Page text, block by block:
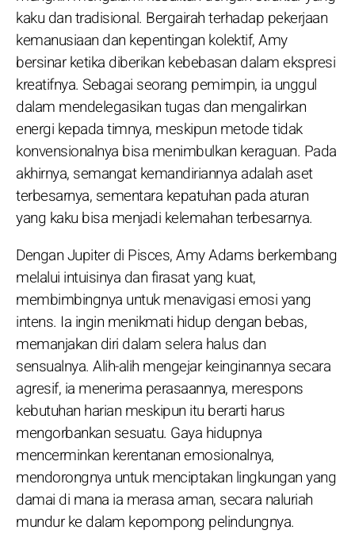
kaku dan tradisional. Bergairah terhadap pekerjaan
kemanusiaan dan kepentingan kolektif, Amy
bersinar ketika diberikan kebebasan dalam ekspresi
kreatifnya. Sebagai seorang pemimpin, ia unggul
dalam mendelegasikan tugas dan mengalirkan
energi kepada timnya, meskipun metode tidak
konvensionalnya bisa menimbulkan keraguan. Pada
akhirnya, semangat kemandiriannya adalah aset
terbesarnya, sementara kepatuhan pada aturan
yang kaku bisa menjadi kelemahan terbesarnya.
Dengan Jupiter di Pisces, Amy Adams berkembang
melalui intuisinya dan firasat yang kuat,
membimbingnya untuk menavigasi emosi yang
intens. Ia ingin menikmati hidup dengan bebas,
memanjakan diri dalam selera halus dan
sensualnya. Alih-alih mengejar keinginannya secara
agresif, ia menerima perasaannya, merespons
kebutuhan harian meskipun itu berarti harus
mengorbankan sesuatu. Gaya hidupnya
mencerminkan kerentanan emosionalnya,
mendorongnya untuk menciptakan lingkungan yang
damai di mana ia merasa aman, secara naluriah
mundur ke dalam kepompong pelindungnya.